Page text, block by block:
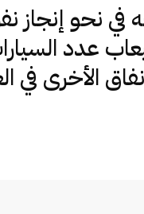
في نحو
عدد
الأخرى في